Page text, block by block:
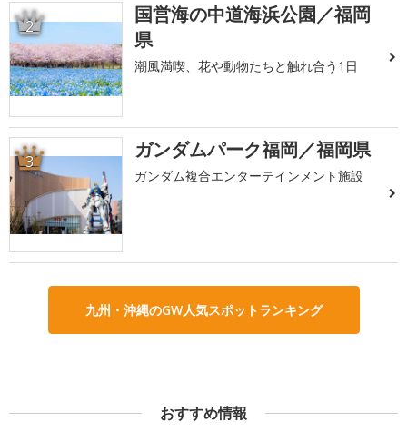
2
国営海の中道海浜公園／福岡
県
潮風満喫、花や動物たちと触れ合う1日
3 ガンダムパーク福岡／福岡県
ガンダム複合エンターテインメント施設
九州・沖縄のGW人気スポットランキング
おすすめ情報